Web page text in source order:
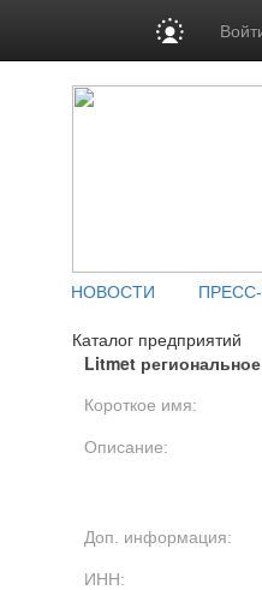
НОВОСТИ
Каталог предприятий
Litmet
Короткое имя:
Описание:
Доп. информация:
ИНН: